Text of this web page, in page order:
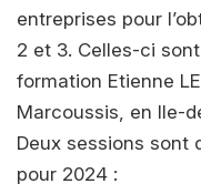
entreprises pour
2 et 3. Celles-ci
formation Etienne
Marcoussis, en Ile-
Deux sessions sont
pour 2024 :